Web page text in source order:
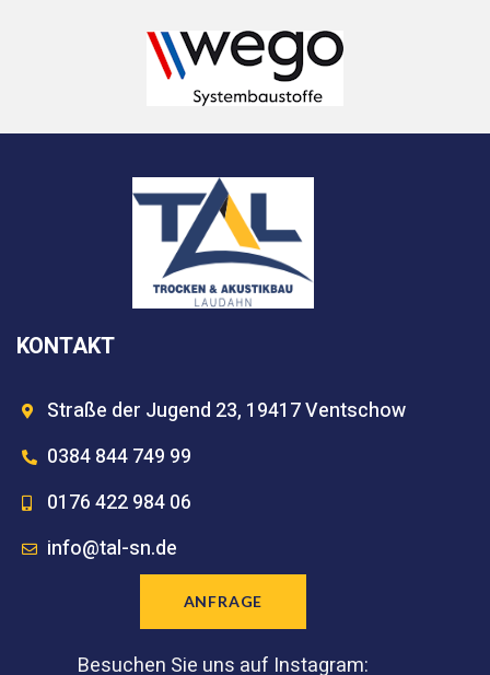
KONTAKT
Straße der Jugend 23, 19417 Ventschow
0384 844 749 99
0176 422 984 06
info@tal-sn.de
ANFRAGE
Besuchen Sie uns auf Instagram: